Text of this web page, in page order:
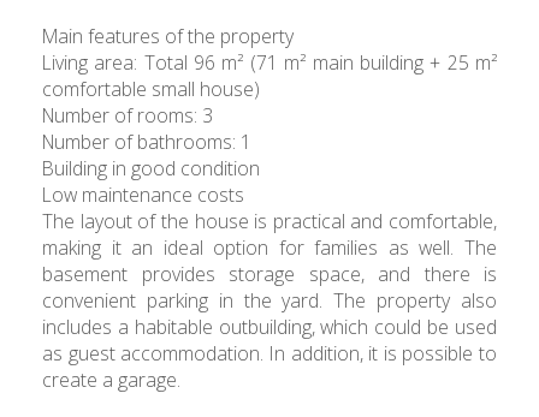
Main features of the property
Living area: Total 96 m² (71 m² main building + 25 m²
comfortable small house)
Number of rooms: 3
Number of bathrooms: 1
Building in good condition
Low maintenance costs
The layout of the house is practical and comfortable,
making it an ideal option for families as well. The
basement provides storage space, and there is
convenient parking in the yard. The property also
includes a habitable outbuilding, which could be used
as guest accommodation. In addition, it is possible to
create a garage.